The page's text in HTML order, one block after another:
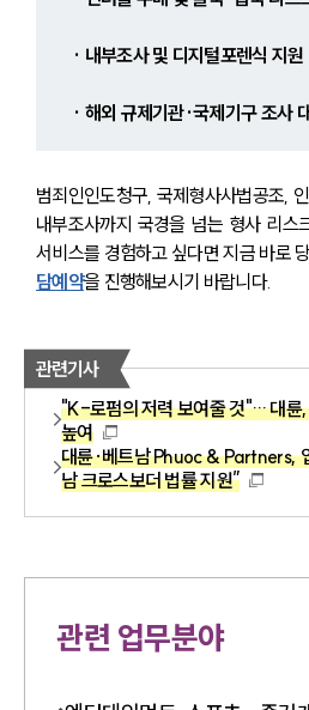
· 내부조사 및 디지털포렌식 지원
· 해외 규제기관·국제기구 조사
범죄인인도청구, 국제형사사법공조,
내부조사까지 국경을 넘는 형사 리스
서비스를 경험하고 싶다면 지금 바로
담예약을 진행해보시기 바랍니다.
관련기사
"K-로펌의 저력 보여줄 것"… 대륜,
높여
대륜·베트남 Phuoc & Partners,
남 크로스보더 법률 지원”
관련 업무분야